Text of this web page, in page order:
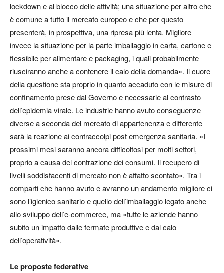
lockdown e al blocco delle attività; una situazione per altro che
è comune a tutto il mercato europeo e che per questo
presenterà, in prospettiva, una ripresa più lenta. Migliore
invece la situazione per la parte imballaggio in carta, cartone e
flessibile per alimentare e packaging, i quali probabilmente
riusciranno anche a contenere il calo della domanda». Il cuore
della questione sta proprio in quanto accaduto con le misure di
confinamento prese dal Governo e necessarie al contrasto
dell’epidemia virale. Le industrie hanno avuto conseguenze
diverse a seconda del mercato di appartenenza e differente
sarà la reazione ai contraccolpi post emergenza sanitaria. «I
prossimi mesi saranno ancora difficoltosi per molti settori,
proprio a causa del contrazione dei consumi. Il recupero di
livelli soddisfacenti di mercato non è affatto scontato». Tra i
comparti che hanno avuto e avranno un andamento migliore ci
sono l’igienico sanitario e quello dell’imballaggio legato anche
allo sviluppo dell’e-commerce, ma «tutte le aziende hanno
subito un impatto dalle fermate produttive e dal calo
dell’operatività».
Le proposte federative